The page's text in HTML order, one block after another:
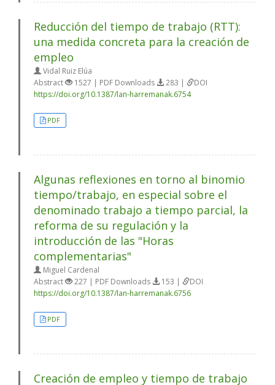
Reducción del tiempo de trabajo (RTT):
una medida concreta para la creación de
empleo
Vidal Ruiz Elúa
Abstract
1527 | PDF Downloads 283 |
DOI
https://doi.org/10.1387/lan-harremanak.6754
PDF
Algunas reflexiones en torno al binomio
tiempo/trabajo, en especial sobre el
denominado trabajo a tiempo parcial, la
reforma de su regulación y la
introducción de las "Horas
complementarias"
Miguel Cardenal
Abstract
227 | PDF Downloads 153 |
DOI
https://doi.org/10.1387/lan-harremanak.6756
PDF
Creación de empleo y tiempo de trabajo